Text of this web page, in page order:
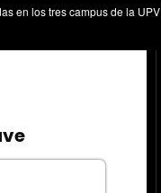
en los tres campus de la UPV